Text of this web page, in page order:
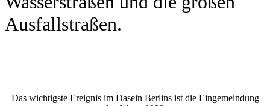
Ausfallstraßen.
Das wichtigste Ereignis im Dasein Berlins ist die Eingemeindung